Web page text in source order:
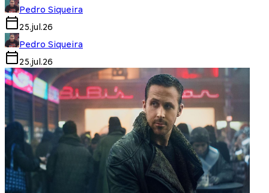
Pedro Siqueira
25.jul.26
Pedro Siqueira
25.jul.26